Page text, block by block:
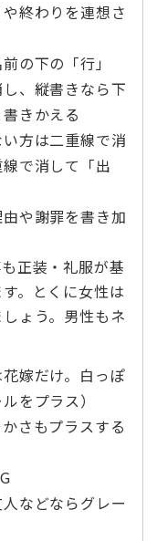
終わりを連想さ
の下の「行」
、縦書きなら下
きかえる
方は二重線で消
で消して「出
や謝罪を書き加
正装・礼服が基
。とくに女性は
ょう。男性もネ
嫁だけ。白っぽ
をプラス）
さもプラスする
などならグレー